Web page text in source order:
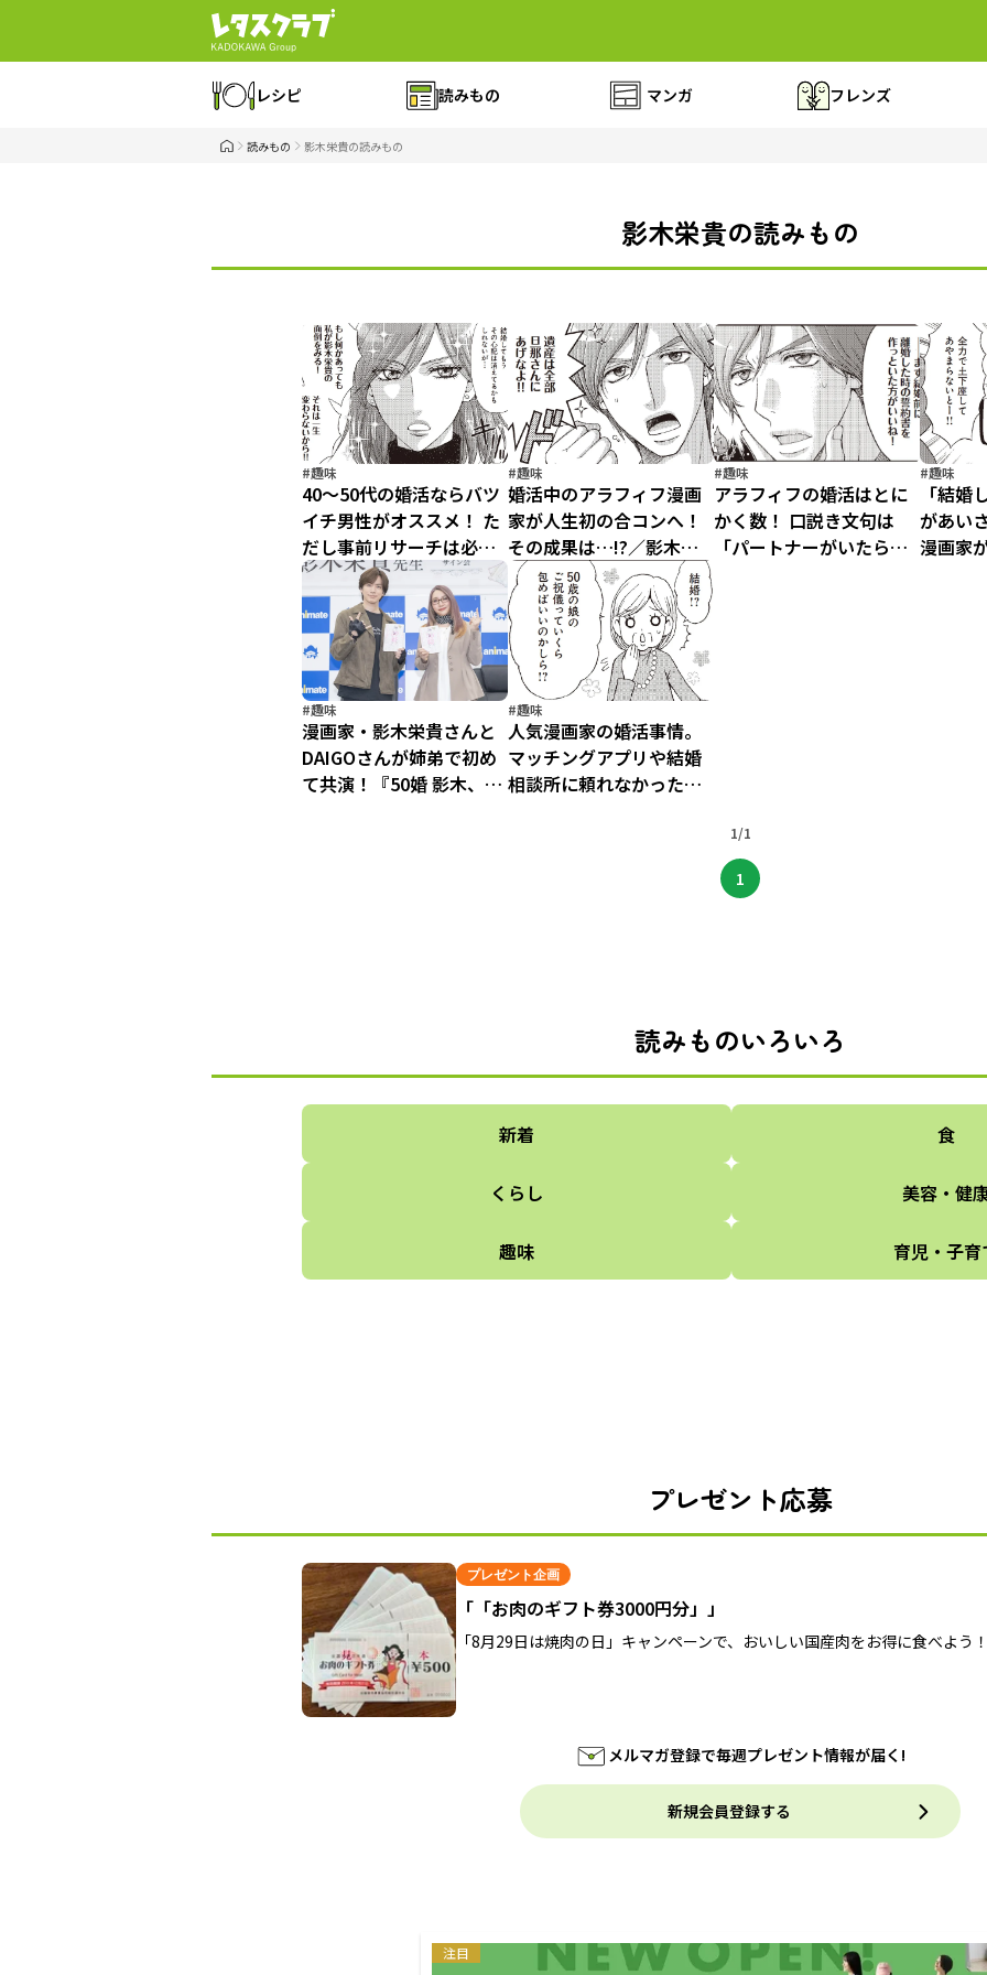
レシピ 読みもの マンガ フレンズ
読みもの 影木栄貴の読みもの
影木栄貴の読みもの
#趣味
40～50代の婚活ならバツ
イチ男性がオススメ！ た
だし事前リサーチは必須
／影木、おひとり様やめ
るってよ（5）
#趣味
婚活中のアラフィフ漫画
家が人生初の合コンへ！
その成果は…!?／影木、
おひとり様やめるってよ
（4）
#趣味
アラフィフの婚活はとに
かく数！ 口説き文句は
「パートナーがいたら安
#趣味
「結婚
があい
漫画家
#趣味
漫画家・影木栄貴さんと
DAIGOさんが姉弟で初め
て共演！『50婚 影木、お
#趣味
人気漫画家の婚活事情。
マッチングアプリや結婚
相談所に頼れなかったワ
1/1
1
読みものいろいろ
新着 食
くらし 美容・健
趣味 育児・子育
プレゼント応募
プレゼント企画
「「お肉のギフト券3000円分」」
「8月29日は焼肉の日」キャンペーンで、おいしい国産肉をお得に食べよう
メルマガ登録で毎週プレゼント情報が届く!
新規会員登録する
注目